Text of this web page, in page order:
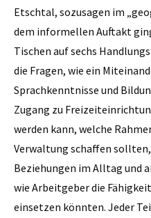
Etschtal, sozusagen im
dem informellen Auftakt
Tischen auf sechs
die Fragen, wie ein
Sprachkenntnisse und
Zugang zu
werden kann, welche
Verwaltung schaffen
Beziehungen im Alltag und
wie Arbeitgeber die
einsetzen könnten. Jeder